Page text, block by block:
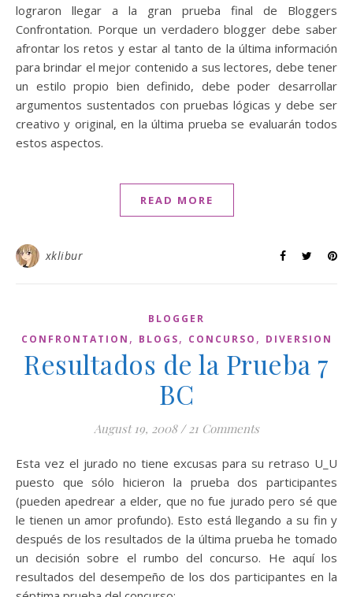
lograron llegar a la gran prueba final de Bloggers
Confrontation. Porque un verdadero blogger debe saber
afrontar los retos y estar al tanto de la última información
para brindar el mejor contenido a sus lectores, debe tener
un estilo propio bien definido, debe poder desarrollar
argumentos sustentados con pruebas lógicas y debe ser
creativo y original, en la última prueba se evaluarán todos
estos aspectos.
READ MORE
xklibur
BLOGGER
CONFRONTATION , BLOGS, CONCURSO , DIVERSION
Resultados de la Prueba 7
BC
August 19, 2008 / 21 Comments
Esta vez el jurado no tiene excusas para su retraso U_U
puesto que sólo hicieron la prueba dos participantes
(pueden apedrear a elder, que no fue jurado pero sé que
le tienen un amor profundo). Esto está llegando a su fin y
después de los resultados de la última prueba he tomado
un decisión sobre el rumbo del concurso. He aquí los
resultados del desempeño de los dos participantes en la